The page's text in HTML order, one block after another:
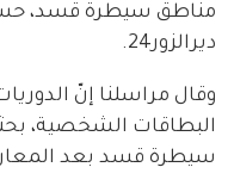
مناطق سيطرة قسد،
ديرالزور24.
وقال مراسلنا إنّ
البطاقات الشخصية،
سيطرة قسد بعد